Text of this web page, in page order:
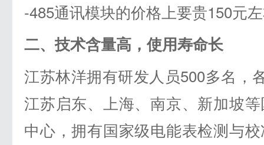
-485通讯模块的价格上要贵150元
二、技术含量高，使用寿命长
江苏林洋拥有研发人员500多名，
江苏启东、上海、南京、新加坡
中心，拥有国家级电能表检测与